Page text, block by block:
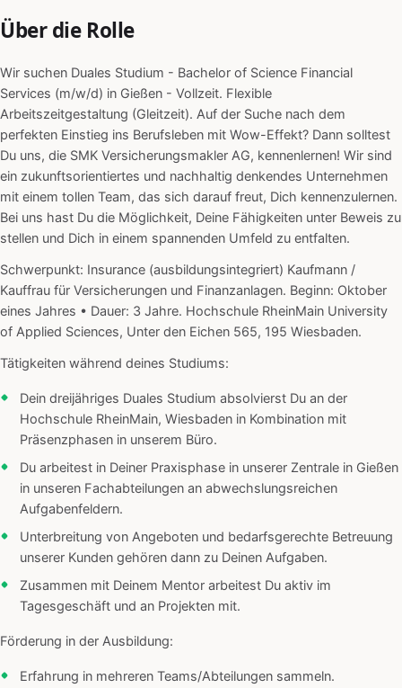
Über die Rolle
Wir suchen Duales Studium - Bachelor of Science Financial
Services (m/w/d) in Gießen - Vollzeit. Flexible
Arbeitszeitgestaltung (Gleitzeit). Auf der Suche nach dem
perfekten Einstieg ins Berufsleben mit Wow-Effekt? Dann solltest
Du uns, die SMK Versicherungsmakler AG, kennenlernen! Wir sind
ein zukunftsorientiertes und nachhaltig denkendes Unternehmen
mit einem tollen Team, das sich darauf freut, Dich kennenzulernen.
Bei uns hast Du die Möglichkeit, Deine Fähigkeiten unter Beweis zu
stellen und Dich in einem spannenden Umfeld zu entfalten.
Schwerpunkt: Insurance (ausbildungsintegriert) Kaufmann /
Kauffrau für Versicherungen und Finanzanlagen. Beginn: Oktober
eines Jahres • Dauer: 3 Jahre. Hochschule RheinMain University
of Applied Sciences, Unter den Eichen 565, 195 Wiesbaden.
Tätigkeiten während deines Studiums:
Dein dreijähriges Duales Studium absolvierst Du an der
Hochschule RheinMain, Wiesbaden in Kombination mit
Präsenzphasen in unserem Büro.
Du arbeitest in Deiner Praxisphase in unserer Zentrale in Gießen
in unseren Fachabteilungen an abwechslungsreichen
Aufgabenfeldern.
Unterbreitung von Angeboten und bedarfsgerechte Betreuung
unserer Kunden gehören dann zu Deinen Aufgaben.
Zusammen mit Deinem Mentor arbeitest Du aktiv im
Tagesgeschäft und an Projekten mit.
Förderung in der Ausbildung:
Erfahrung in mehreren Teams/Abteilungen sammeln.